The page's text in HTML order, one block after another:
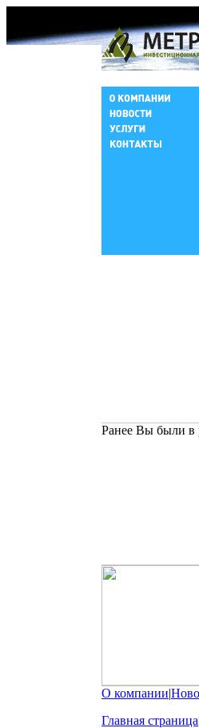
Ранее Вы были в
О компании|
Главная страница